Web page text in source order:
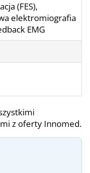
(FES),
elektromiografia
EMG
z oferty Innomed.